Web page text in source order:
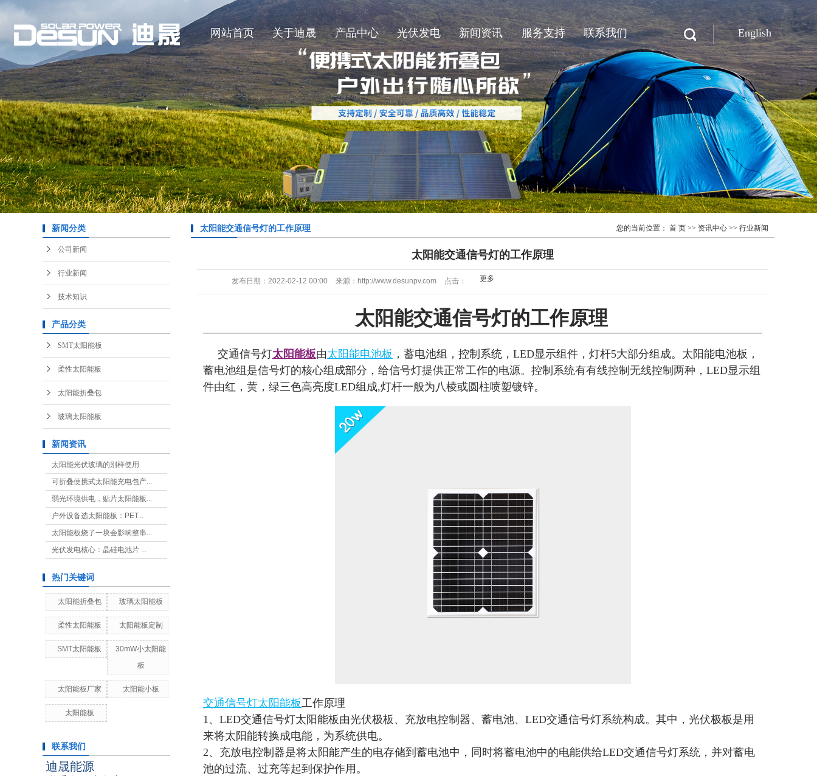
网站首页 关于迪晟
迪晟简介
迪晟厂况
产品中心
SMT太阳能板
柔性太阳能板
太阳能折叠包
玻璃太阳能板
光伏发电 新闻资讯
公司新闻
行业新闻
技术知识
服务支持 联系我们
联系迪晟
在线留言
English
新闻分类
公司新闻
行业新闻
技术知识
产品分类
SMT太阳能板
柔性太阳能板
太阳能折叠包
玻璃太阳能板
新闻资讯
太阳能光伏玻璃的别样使用
可折叠便携式太阳能充电包产...
弱光环境供电，贴片太阳能板...
户外设备选太阳能板：PET...
太阳能板烧了一块会影响整串...
光伏发电核心：晶硅电池片 ...
热门关键词
太阳能折叠包 玻璃太阳能板
柔性太阳能板 太阳能板定制
SMT太阳能板
30mW小太阳能
板
太阳能板厂家 太阳能小板
太阳能板
联系我们
迪晟能源
太阳能交通信号灯的工作原理 您的当前位置： 首 页 >> 资讯中心 >> 行业新闻
太阳能交通信号灯的工作原理
发布日期： 2022-02-12 00:00 来源： http://www.desunpv.com
点击：
1405
更多
太阳能交通信号灯的工作原理
交通信号灯太阳能板由太阳能电池板 ，蓄电池组，控制系统，LED显示组件，灯杆5大部分组成。太阳能电池板，
蓄电池组是信号灯的核心组成部分，给信号灯提供正常工作的电源。控制系统有有线控制无线控制两种，LED显示组
件由红，黄，绿三色高亮度LED组成,灯杆一般为八棱或圆柱喷塑镀锌。
交通信号灯太阳能板工作原理
1、 LED交通信号灯太阳能板由光伏极板、充放电控制器、蓄电池、LED交通信号灯系统构成。其中，光伏极板是用
来将太阳能转换成电能，为系统供电。
2、充放电控制器是将太阳能产生的电存储到蓄电池中，同时将蓄电池中的电能供给LED交通信号灯系统，并对蓄电
池的过流、过充等起到保护作用。